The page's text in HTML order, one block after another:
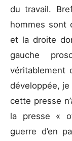
du travail.
hommes sont
et la droite
gauche
véritablement
développée, je
cette presse
la presse «
guerre d’en